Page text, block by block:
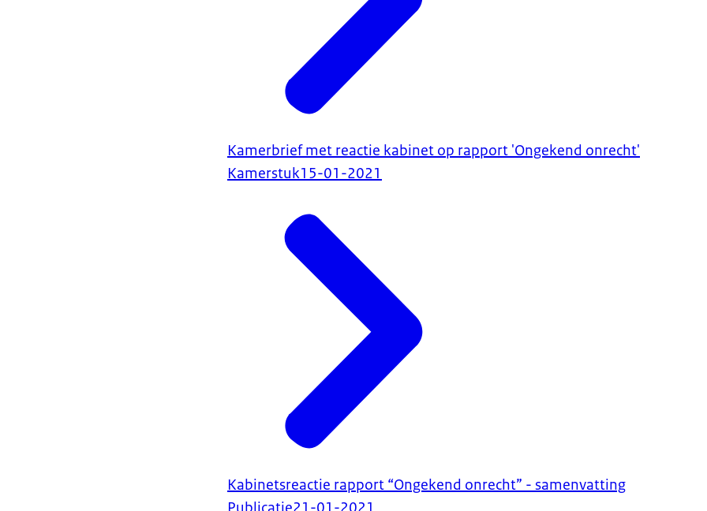
Kamerbrief met reactie kabinet op rapport 'Ongekend onrecht'
Kamerstuk15-01-2021
Kabinetsreactie rapport “Ongekend onrecht” - samenvatting